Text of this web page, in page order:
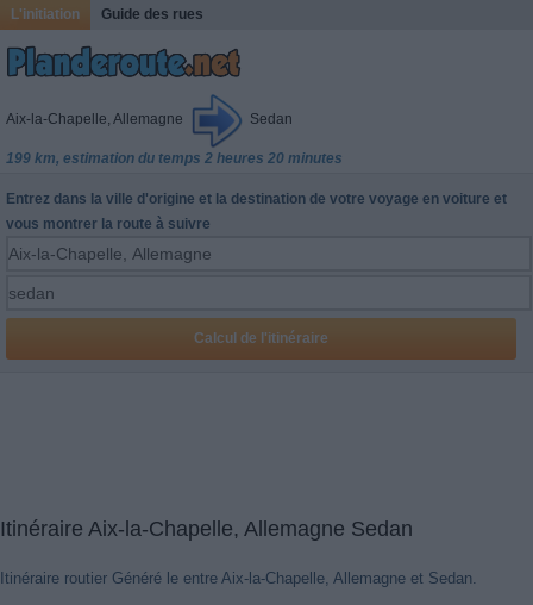
L'initiation Guide des rues
Aix-la-Chapelle, Allemagne Sedan
199 km, estimation du temps 2 heures 20 minutes
Entrez dans la ville d'origine et la destination de votre voyage en voiture et
vous montrer la route à suivre
Itinéraire Aix-la-Chapelle, Allemagne Sedan
Itinéraire routier Généré le entre Aix-la-Chapelle, Allemagne et Sedan.